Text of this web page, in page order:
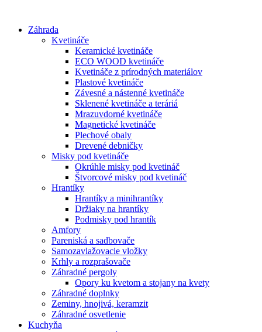
obsah
Záhrada
Kvetináče
Keramické kvetináče
ECO WOOD kvetináče
Kvetináče z prírodných materiálov
Plastové kvetináče
Závesné a nástenné kvetináče
Sklenené kvetináče a teráriá
Mrazuvdorné kvetináče
Magnetické kvetináče
Plechové obaly
Drevené debničky
Misky pod kvetináče
Okrúhle misky pod kvetináč
Štvorcové misky pod kvetináč
Hrantíky
Hrantíky a minihrantíky
Držiaky na hrantíky
Podmisky pod hrantík
Amfory
Pareniská a sadbovače
Samozavlažovacie vložky
Krhly a rozprašovače
Záhradné pergoly
Opory ku kvetom a stojany na kvety
Záhradné doplnky
Zeminy, hnojivá, keramzit
Záhradné osvetlenie
Kuchyňa